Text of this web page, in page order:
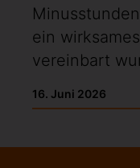
ein
vereinbart
16. Juni 2026